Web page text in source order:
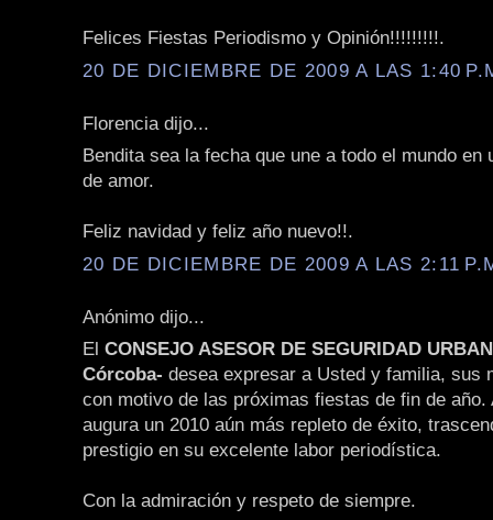
Felices Fiestas Periodismo y Opinión!!!!!!!!!.
20 DE DICIEMBRE DE 2009 A LAS 1:40
Florencia dijo...
Bendita sea la fecha que une a todo el mundo en
de amor.
Feliz navidad y feliz año nuevo!!.
20 DE DICIEMBRE DE 2009 A LAS 2:11
Anónimo dijo...
El CONSEJO ASESOR DE SEGURIDAD
Córcoba- desea expresar a Usted y familia, sus
con motivo de las próximas fiestas de fin de año.
augura un 2010 aún más repleto de éxito,
prestigio en su excelente labor periodística.
Con la admiración y respeto de siempre.